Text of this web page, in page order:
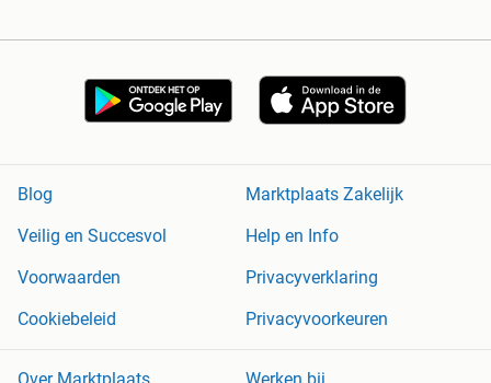
Blog
Marktplaats Zakelijk
Veilig en Succesvol
Help en Info
Voorwaarden
Privacyverklaring
Cookiebeleid
Privacyvoorkeuren